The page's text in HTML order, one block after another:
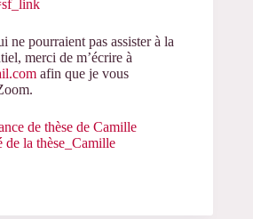
ne pourraient pas assister à la
merci de m’écrire à
afin que je vous
de thèse de Camille
de la thèse_Camille